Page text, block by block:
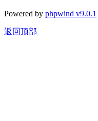
Powered by phpwind v9.0.1
返回顶部